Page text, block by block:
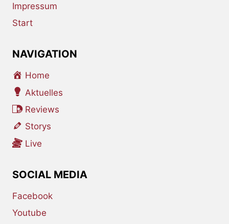
Impressum
Start
NAVIGATION
Home
Aktuelles
Reviews
Storys
Live
SOCIAL MEDIA
Facebook
Youtube